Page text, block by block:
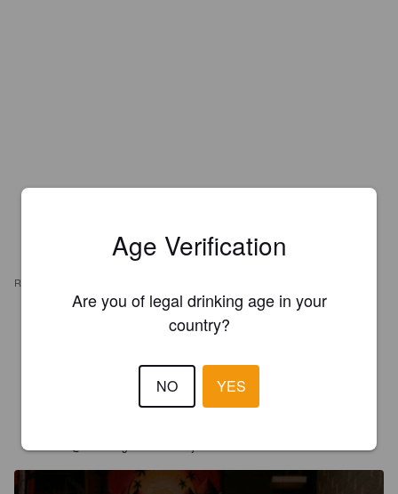
REVIEWS
WORLDS_BREWERYS
Age Verification
Are you of legal drinking age in your
country?
NO YES